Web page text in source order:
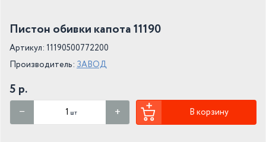
Пистон обивки капота 11190
Артикул: 11190500772200
Производитель: ЗАВОД
5 р.
шт В корзину